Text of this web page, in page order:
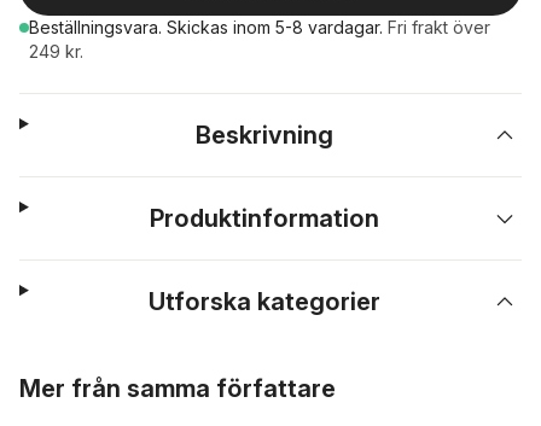
Beställningsvara. Skickas inom 5-8 vardagar. Fri frakt över
249 kr.
Beskrivning
Produktinformation
Utforska kategorier
Mer från samma författare